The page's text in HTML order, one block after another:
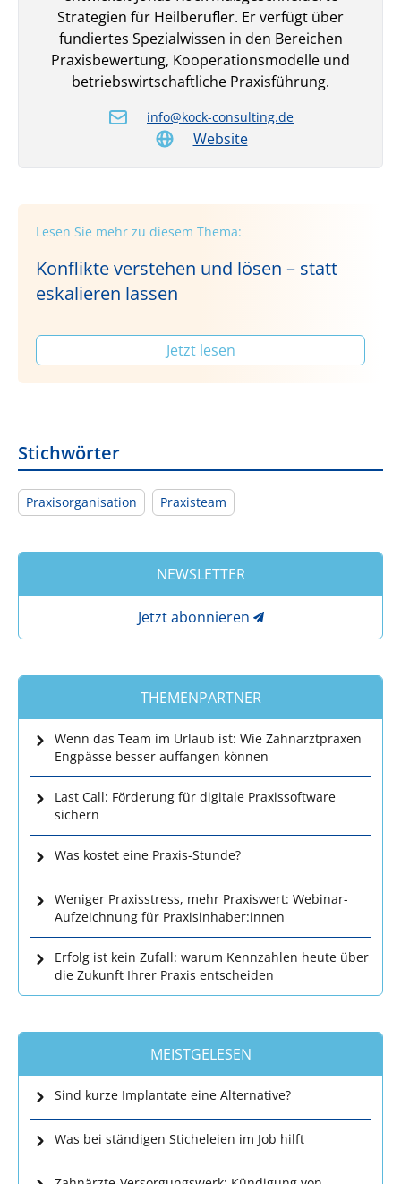
Strategien für Heilberufler. Er verfügt über
fundiertes Spezialwissen in den Bereichen
Praxisbewertung, Kooperationsmodelle und
betriebswirtschaftliche Praxisführung.
info@kock-consulting.de
Website
Lesen Sie mehr zu diesem Thema:
Konflikte verstehen und lösen – statt
eskalieren lassen
Jetzt lesen
Stichwörter
Praxisorganisation Praxisteam
NEWSLETTER
Jetzt abonnieren
THEMENPARTNER
Wenn das Team im Urlaub ist: Wie Zahnarztpraxen
Engpässe besser auffangen können
Last Call: Förderung für digitale Praxissoftware
sichern
Was kostet eine Praxis-Stunde?
Weniger Praxisstress, mehr Praxiswert: Webinar-
Aufzeichnung für Praxisinhaber:innen
Erfolg ist kein Zufall: warum Kennzahlen heute über
die Zukunft Ihrer Praxis entscheiden
MEISTGELESEN
Sind kurze Implantate eine Alternative?
Was bei ständigen Sticheleien im Job hilft